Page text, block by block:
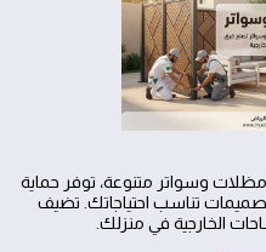
وسواتر متنوعة، توفر حماية
تناسب احتياجاتك. تضيف
الخارجية في منزلك.